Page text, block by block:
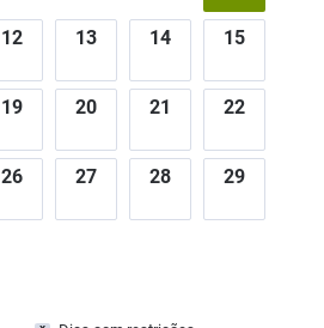
12 13 14 15
19 20 21 22
26 27 28 29